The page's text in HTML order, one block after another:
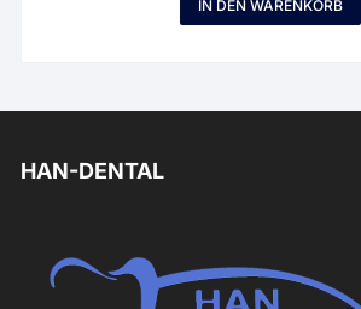
IN DEN WARENKORB
HAN-DENTAL